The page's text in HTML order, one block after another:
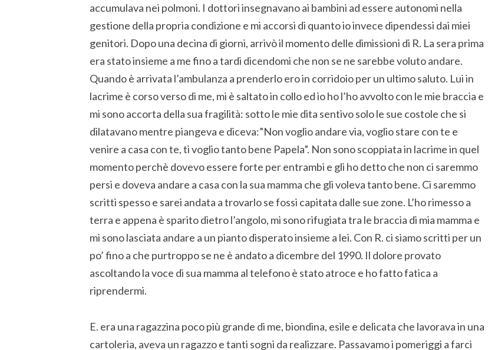
accumulava nei polmoni. I dottori insegnavano ai bambini ad essere autonomi nella
gestione della propria condizione e mi accorsi di quanto io invece dipendessi dai miei
genitori. Dopo una decina di giorni, arrivò il momento delle dimissioni di R. La sera prima
era stato insieme a me fino a tardi dicendomi che non se ne sarebbe voluto andare.
Quando è arrivata l’ambulanza a prenderlo ero in corridoio per un ultimo saluto. Lui in
lacrime è corso verso di me, mi è saltato in collo ed io ho l’ho avvolto con le mie braccia e
mi sono accorta della sua fragilità: sotto le mie dita sentivo solo le sue costole che si
dilatavano mentre piangeva e diceva:”Non voglio andare via, voglio stare con te e
venire a casa con te, ti voglio tanto bene Papela”. Non sono scoppiata in lacrime in quel
momento perchè dovevo essere forte per entrambi e gli ho detto che non ci saremmo
persi e doveva andare a casa con la sua mamma che gli voleva tanto bene. Ci saremmo
scritti spesso e sarei andata a trovarlo se fossi capitata dalle sue zone. L’ho rimesso a
terra e appena è sparito dietro l’angolo, mi sono rifugiata tra le braccia di mia mamma e
mi sono lasciata andare a un pianto disperato insieme a lei. Con R. ci siamo scritti per un
po’ fino a che purtroppo se ne è andato a dicembre del 1990. Il dolore provato
ascoltando la voce di sua mamma al telefono è stato atroce e ho fatto fatica a
riprendermi.
E. era una ragazzina poco più grande di me, biondina, esile e delicata che lavorava in una
cartoleria, aveva un ragazzo e tanti sogni da realizzare. Passavamo i pomeriggi a farci